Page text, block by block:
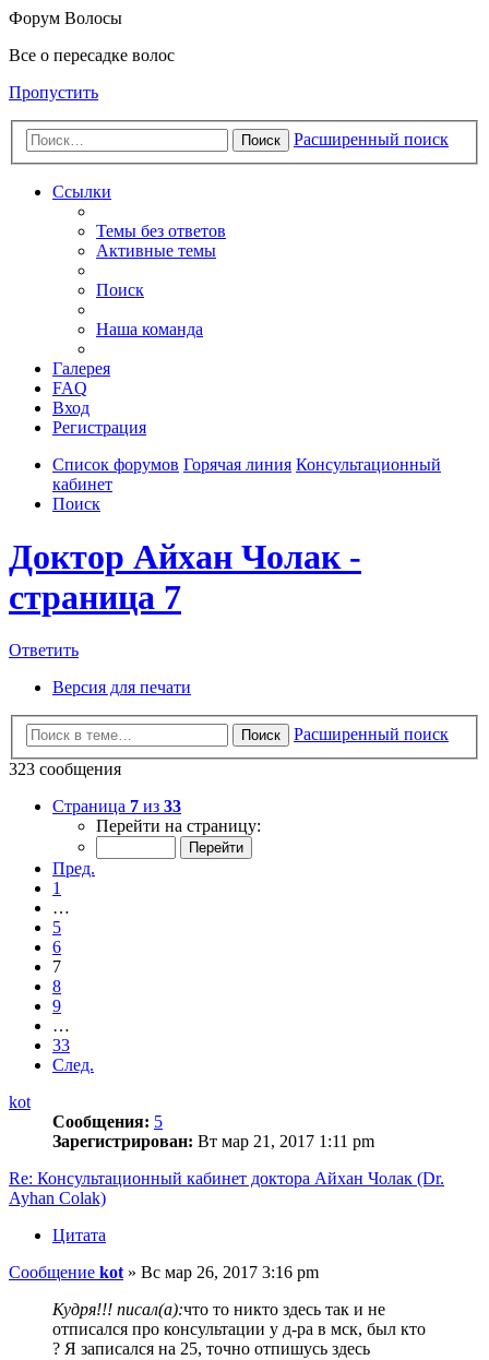
Форум Волосы
Все о пересадке волос
Пропустить
Поиск Расширенный поиск
Ссылки
Темы без ответов
Активные темы
Поиск
Наша команда
Галерея
FAQ
Вход
Регистрация
Список форумов Горячая линия Консультационный
кабинет
Поиск
Доктор Айхан Чолак -
страница 7
Ответить
Версия для печати
Поиск
Расширенный поиск
323 сообщения
Страница 7 из 33
Перейти на страницу:
Пред.
1
…
5
6
7
8
9
…
33
След.
kot
Сообщения: 5
Зарегистрирован: Вт мар 21, 2017 1:11 pm
Re: Консультационный кабинет доктора Айхан Чолак (Dr.
Ayhan Colak)
Цитата
Сообщение kot » Вс мар 26, 2017 3:16 pm
Кудря!!! писал(а):что то никто здесь так и не
отписался про консультации у д-ра в мск, был кто
? Я записался на 25, точно отпишусь здесь